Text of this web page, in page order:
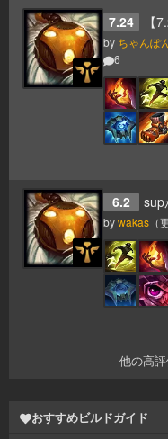
7.24 【
by ちゃんぽ
6
6.2 sup
bywakas （
他の高
おすすめビルドガイド